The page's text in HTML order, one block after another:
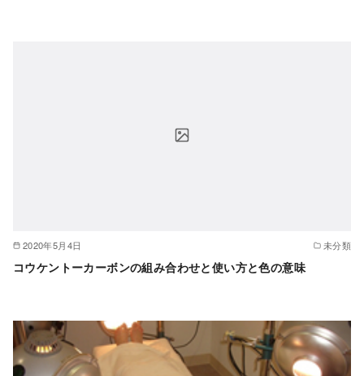
2020年5月4日 未分類
コウケントーカーボンの組み合わせと使い方と色の意味